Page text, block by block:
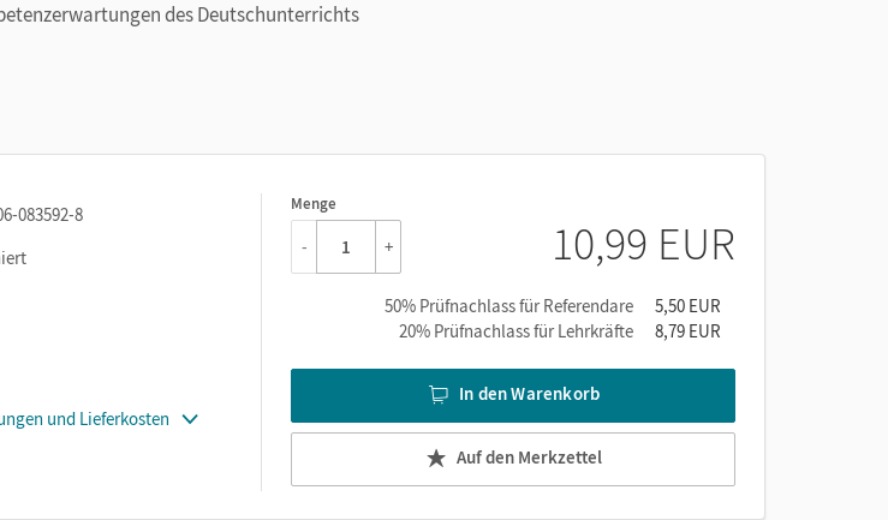
des Deutschunterrichts
083592-8
und Lieferkosten
Menge
1
- + 10,99 EUR
50% Prüfnachlass für Referendare
5,50 EUR
20% Prüfnachlass für Lehrkräfte
8,79 EUR
In den Warenkorb
Auf den Merkzettel